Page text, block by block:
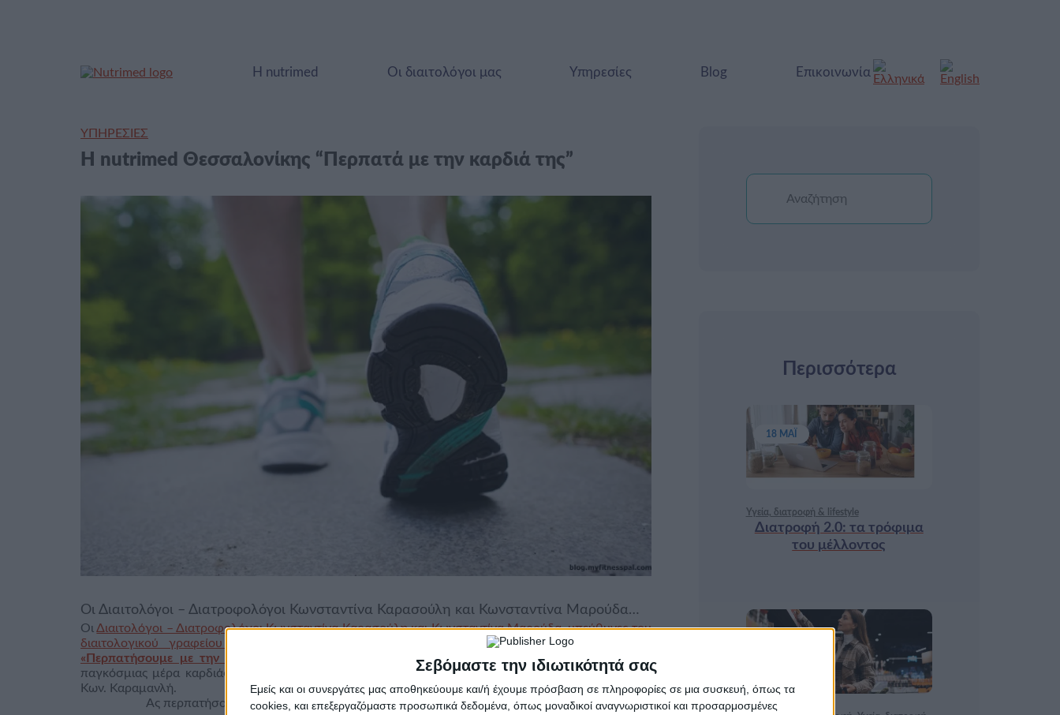
Σεβόμαστε την ιδιωτικότητά σας
Εμείς και οι συνεργάτες μας αποθηκεύουμε και/ή έχουμε πρόσβαση σε πληροφορίες σε μια συσκευή, όπως τα
cookies, και επεξεργαζόμαστε προσωπικά δεδομένα, όπως μοναδικοί αναγνωριστικοί και προσαρμοσμένες
Η nutrimed Οι διαιτολόγοι μας Υπηρεσίες Blog Επικοινωνία
ΥΠΗΡΕΣΙΕΣ
Η nutrimed Θεσσαλονίκης “Περπατά με την καρδιά της”
Οι Διαιτολόγοι – Διατροφολόγοι Κωνσταντίνα Καρασούλη και Κωνσταντίνα Μαρούδα…
ΟιΔιαιτολόγοι – Διατροφολόγοι Κωνσταντίνα Καρασούλη και Κωνσταντίνα Μαρούδα, υπεύθυνες του
διαιτολογικού γραφείου nutrimed Θεσσαλονίκης
Θα συμμετάσχουν στη δράση ελάτε να
«Περπατήσουμε με την καρδιά μας»
που έχει φιλανθρωπικό χαρακτήρα και γίνεται ενόψει της
παγκόσμιας μέρα καρδιάς. Η δράση αυτή θα λάβει χώρα τηνΚυριακή στις 18:00στο άγαλμα του
Κων. Καραμανλή.
Ας περπατήσουμε όλοι μαζί, λοιπόν, για καλό σκοπό! Μην χάσετε την ευκαιρία!
Περισσότερα
Υγεία, διατροφή & lifestyle
Διατροφή 2.0: τα τρόφιμα
του μέλλοντος
18 ΜΆΙ